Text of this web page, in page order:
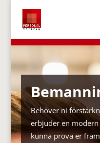
Behöver ni
erbjuder en
kunna prova er